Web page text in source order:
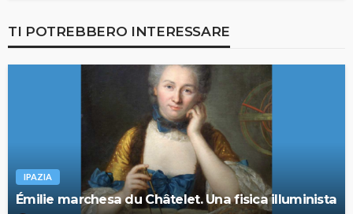
TI POTREBBERO INTERESSARE
IPAZIA
Émilie marchesa du Châtelet. Una fisica illuminista